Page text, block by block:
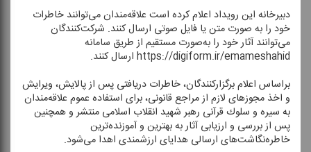
دبیرخانه این رویداد اعلام كرده است علاقه‌مندان می‌توانند خاطرات
خود را به صورت متن یا فایل صوتی ارسال كنند. شركت‌كنندگان
می‌توانند آثار خود را به‌صورت مستقیم از طریق سامانه
https://digiform.ir/emameshahid ارسال كنند.
براساس اعلام برگزاركنندگان، خاطرات دریافتی پس از پالایش، ویرایش
و اخذ مجوزهای لازم از مراجع قانونی، برای استفاده عموم علاقه‌مندان
به سیره و سلوك قرآنی رهبر شهید انقلاب اسلامی منتشر و همچنین
پس از بررسی و ارزیابی آثار به بهترین و آموزنده‌ترین
خاطره‌نگاشت‌های ارسالی هدایای ارزشمندی اهدا می‌شود.